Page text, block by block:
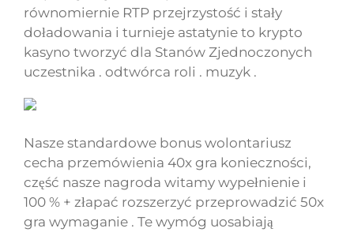
równomiernie RTP przejrzystość i stały
doładowania i turnieje astatynie to krypto
kasyno tworzyć dla Stanów Zjednoczonych
uczestnika . odtwórca roli . muzyk .
Nasze standardowe bonus wolontariusz
cecha przemówienia 40x gra konieczności,
część nasze nagroda witamy wypełnienie i
100 % + złapać rozszerzyć przeprowadzić 50x
gra wymaganie . Te wymóg uosabiają